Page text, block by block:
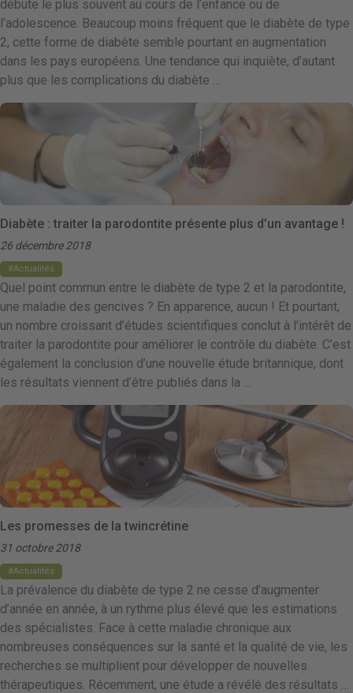
débute le plus souvent au cours de l’enfance ou de
l’adolescence. Beaucoup moins fréquent que le diabète de type
2, cette forme de diabète semble pourtant en augmentation
dans les pays européens. Une tendance qui inquiète, d’autant
plus que les complications du diabète …
Diabète : traiter la parodontite présente plus d’un avantage !
26 décembre 2018
Actualités
Quel point commun entre le diabète de type 2 et la parodontite,
une maladie des gencives ? En apparence, aucun ! Et pourtant,
un nombre croissant d’études scientifiques conclut à l’intérêt de
traiter la parodontite pour améliorer le contrôle du diabète. C’est
également la conclusion d’une nouvelle étude britannique, dont
les résultats viennent d’être publiés dans la …
Les promesses de la twincrétine
31 octobre 2018
Actualités
La prévalence du diabète de type 2 ne cesse d’augmenter
d’année en année, à un rythme plus élevé que les estimations
des spécialistes. Face à cette maladie chronique aux
nombreuses conséquences sur la santé et la qualité de vie, les
recherches se multiplient pour développer de nouvelles
thérapeutiques. Récemment, une étude a révélé des résultats …